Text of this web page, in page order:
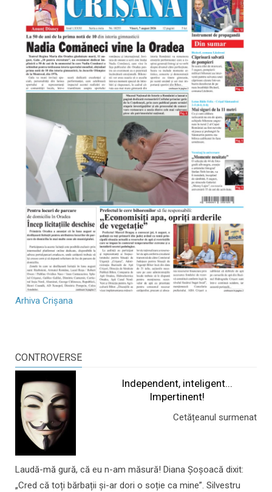
Arhiva Crișana
CONTROVERSE
Independent, inteligent...
Impertinent!
Cetățeanul surmenat
Laudă-mă gură, că eu n-am măsură! Diana Șoșoacă dixit:
„Cred că toți bărbații și-ar dori o soție ca mine”. Silvestru